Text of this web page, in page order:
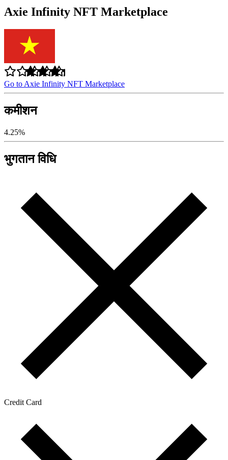
Axie Infinity NFT Marketplace
Go to Axie Infinity NFT Marketplace
कमीशन
4.25%
भुगतान विधि
Credit Card